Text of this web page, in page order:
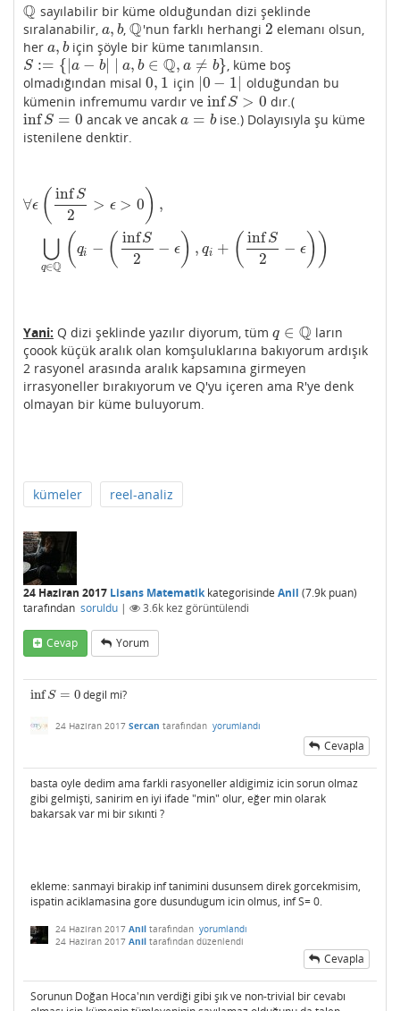
Q
Q sayılabilir bir küme olduğundan dizi şeklinde
sıralanabilir, a, b
a,b ,Q
Q 'nun farklı herhangi 2
2 elemanı olsun,
her a, b
a,b için şöyle bir küme tanımlansın.
S := { |a − b| a, b ∈ Q, a ≠ b}
S:={|a − b| |a b Q,a ≠ b}
, küme boş
olmadığından misal 0, 1
0,1 için 0 − 1
|0 −1 |
olduğundan bu
kümenin infremumu vardır ve inf S > 0
infS> 0 dır.(
inf S = 0
infS= 0 ancak ve ancak a = b
a=b
ise.) Dolayısıyla şu küme
istenilene denktir.
∀ϵ ( inf S
2
> ϵ > 0 ) ,
⋃
q∈Q
( qi − ( inf S
2
− ϵ ) , qi + ( inf S
2
− ϵ))
∀ϵ(inf 0) ,⋃
Yani: Q dizi şeklinde yazılır diyorum, tüm q ∈ Q
q ∈Q
ların
çoook küçük aralık olan komşuluklarına bakıyorum ardışık
2 rasyonel arasında aralık kapsamına girmeyen
irrasyoneller bırakıyorum ve Q'yu içeren ama R'ye denk
olmayan bir küme buluyorum.
kümeler reel-analiz
24 Haziran 2017 Lisans Matematikkategorisinde Anil (7.9k puan)
tarafından soruldu | 3.6k kez görüntülendi
Cevap Yorum
inf S = 0
infS=0 degil mi?
24 Haziran 2017 Sercan tarafından yorumlandı
Cevapla
basta oyle dedim ama farkli rasyoneller aldigimiz icin sorun olmaz
gibi gelmişti, sanirim en iyi ifade "min" olur, eğer min olarak
bakarsak var mi bir sıkınti ?
ekleme: sanmayi birakip inf tanimini dusunsem direk gorcekmisim,
ispatin aciklamasina gore dusundugum icin olmus, inf S= 0.
24 Haziran 2017 Anil tarafından yorumlandı
24 Haziran 2017 Anil tarafından düzenlendi
Cevapla
Sorunun Doğan Hoca'nın verdiği gibi şık ve non-trivial bir cevabı